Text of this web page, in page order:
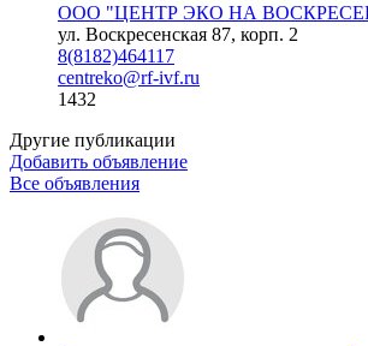
ООО "ЦЕНТР ЭКО НА
ул. Воскресенская 87, корп. 2
8(8182)464117
сentreko@rf-ivf.ru
1432
Другие публикации
Добавить объявление
Все объявления